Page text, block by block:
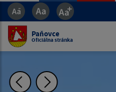
Paňovce
Oficiálna stránka